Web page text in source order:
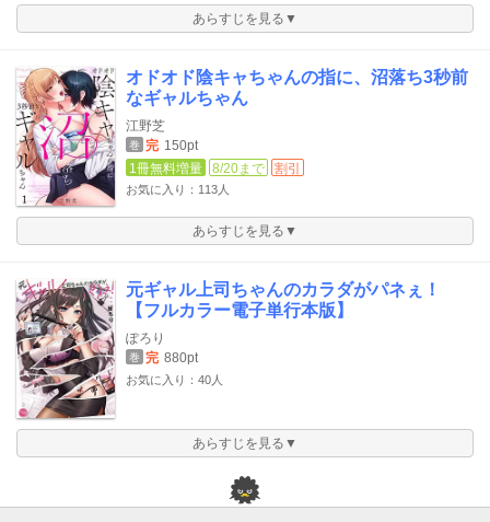
あらすじを見る▼
オドオド陰キャちゃんの指に、沼落ち3秒前
なギャルちゃん
江野芝
巻 完 150pt
1冊無料増量
8/20まで 割引
お気に入り：113人
あらすじを見る▼
元ギャル上司ちゃんのカラダがパネぇ！
【フルカラー電子単行本版】
ぽろり
巻 完 880pt
お気に入り：40人
あらすじを見る▼